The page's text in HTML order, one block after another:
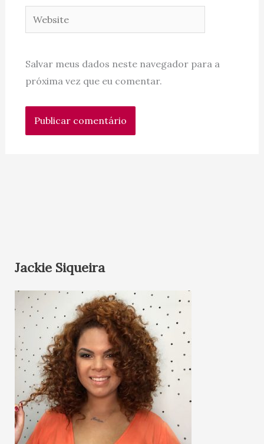
Website
Salvar meus dados neste navegador para a
próxima vez que eu comentar.
Jackie Siqueira